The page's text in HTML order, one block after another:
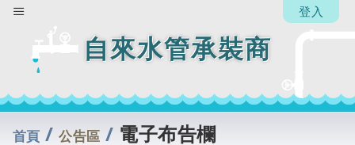
自來水管承裝商
登入
首頁 /公告區 / 電子布告欄
人】
楊省
中
回
列
表